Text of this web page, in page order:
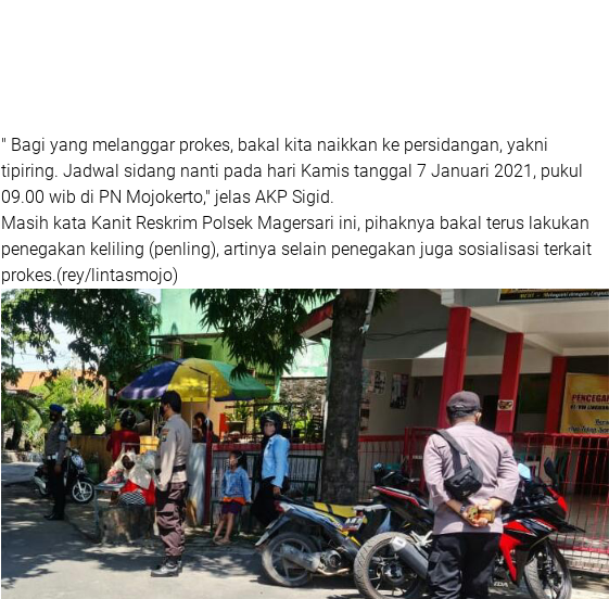
" Bagi yang melanggar prokes, bakal kita naikkan ke persidangan, yakni
tipiring. Jadwal sidang nanti pada hari Kamis tanggal 7 Januari 2021, pukul
09.00 wib di PN Mojokerto," jelas AKP Sigid.
Masih kata Kanit Reskrim Polsek Magersari ini, pihaknya bakal terus lakukan
penegakan keliling (penling), artinya selain penegakan juga sosialisasi terkait
prokes.(rey/lintasmojo)